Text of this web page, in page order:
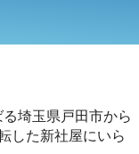
埼玉県戸田市から
した新社屋にいら